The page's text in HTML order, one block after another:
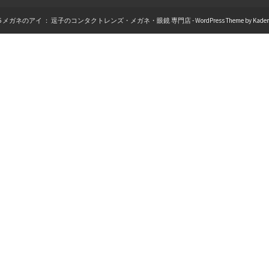
メガネのアイ ： 逗子のコンタクトレンズ・メガネ・眼鏡 専門店 - WordPress Theme by